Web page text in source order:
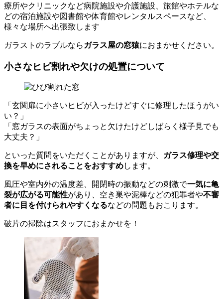
療所やクリニックなど病院施設や介護施設、旅館やホテルな
どの宿泊施設や図書館や体育館やレンタルスペースなど、
様々な場所へ出張致します
ガラストのラブルなら ガラス屋の窓猿におまかせください。
小さなヒビ割れや欠けの処置について
「玄関扉に小さいヒビが入ったけどすぐに修理したほうがい
い？」
「窓ガラスの表面がちょっと欠けたけどしばらく様子見でも
大丈夫？」
といった質問をいただくことがありますが、
ガラス修理や交
換を早めにされることをおすすめします。
風圧や室内外の温度差、開閉時の振動などの刺激で一気に亀
裂が広がる可能性があり、空き巣や泥棒などの犯罪者や不審
者に目を付けられやすくなるなどの問題もおこります。
破片の掃除はスタッフにおまかせを！